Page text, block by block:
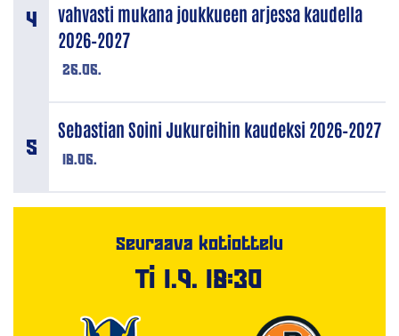
26.06.
vahvasti mukana joukkueen arjessa kaudella
2026–2027
18.06.
Sebastian Soini Jukureihin kaudeksi 2026–2027
Seuraava kotiottelu
Ti 1.9. 18:30